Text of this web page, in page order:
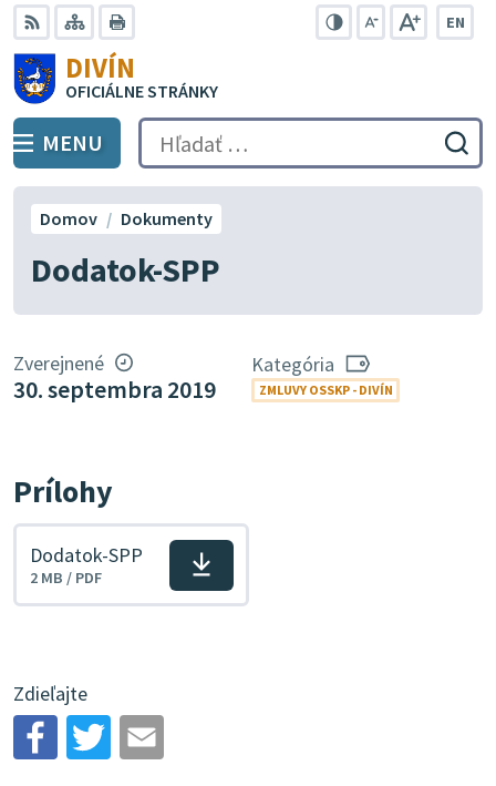
Preskočiť
na
obsah
RSS Mapa
EN
DIVÍN
OFICIÁLNE STRÁNKY
PREPNÚŤ
MENU Hľadať:
Dodatok-SPP
Domov Dokumenty
Zverejnené
30. septembra 2019
Kategória
ZMLUVY OSSKP - DIVÍN
Prílohy
Stiahnuť
Dodatok-SPP
2 MB / PDF
Zdieľajte